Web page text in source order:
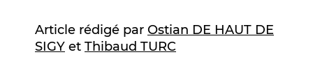
Article rédigé par Ostian DE HAUT DE
SIGY et Thibaud TURC